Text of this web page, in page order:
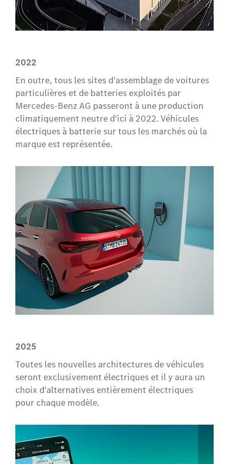
2022
En outre, tous les sites d'assemblage de voitures
particulières et de batteries exploités par
Mercedes-Benz AG passeront à une production
climatiquement neutre d'ici à 2022. Véhicules
électriques à batterie sur tous les marchés où la
marque est représentée.
2025
Toutes les nouvelles architectures de véhicules
seront exclusivement électriques et il y aura un
choix d'alternatives entièrement électriques
pour chaque modèle.